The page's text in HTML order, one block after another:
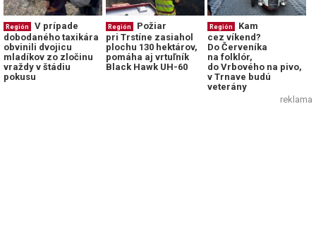
Región
V prípade
dobodaného taxikára
obvinili dvojicu
mladíkov zo zločinu
vraždy v štádiu
pokusu
Región
Požiar
pri Trstíne zasiahol
plochu 130 hektárov,
pomáha aj vrtuľník
Black Hawk UH-60
Región
Kam
cez víkend?
Do Červeníka
na folklór,
do Vrbového na pivo,
v Trnave budú
veterány
reklama